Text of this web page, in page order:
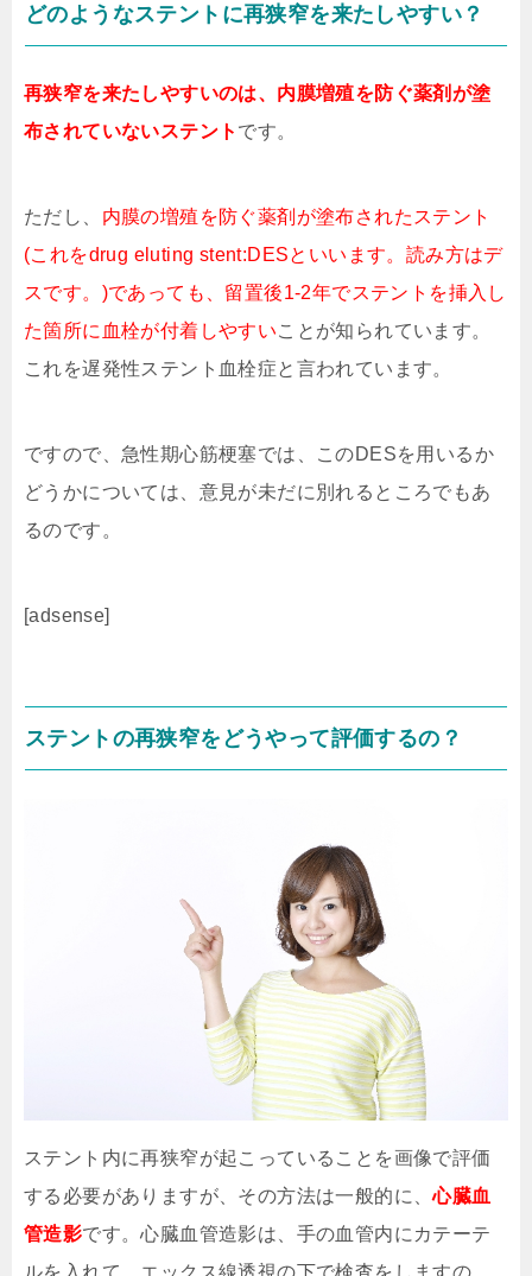
どのようなステントに再狭窄を来たしやすい？
再狭窄を来たしやすいのは、内膜増殖を防ぐ薬剤が塗
布されていないステント です。
ただし、 内膜の増殖を防ぐ薬剤が塗布されたステント
(これをdrug eluting stent:DESといいます。読み方はデ
スです。)であっても、留置後1-2年でステントを挿入し
た箇所に血栓が付着しやすいことが知られています。
これを遅発性ステント血栓症と言われています。
ですので、急性期心筋梗塞では、このDESを用いるか
どうかについては、意見が未だに別れるところでもあ
るのです。
[adsense]
ステントの再狭窄をどうやって評価するの？
ステント内に再狭窄が起こっていることを画像で評価
する必要がありますが、その方法は一般的に、心臓血
管造影です。心臓血管造影は、手の血管内にカテーテ
ルを入れて、エックス線透視の下で検査をしますの